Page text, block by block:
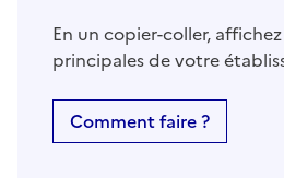
En un copier-coller,
principales de votre
Comment faire ?